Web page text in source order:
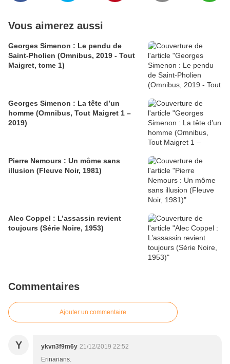
Vous aimerez aussi
Georges Simenon : Le pendu de
Saint-Pholien (Omnibus, 2019 - Tout
Maigret, tome 1)
Georges Simenon : La tête d’un
homme (Omnibus, Tout Maigret 1 –
2019)
Pierre Nemours : Un môme sans
illusion (Fleuve Noir, 1981)
Alec Coppel : L’assassin revient
toujours (Série Noire, 1953)
Commentaires
Ajouter un commentaire
Y ykvn3f9m6y 21/12/2019 22:52
Erinarians.